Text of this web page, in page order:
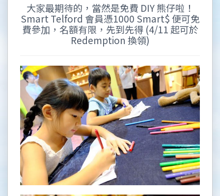
大家最期待的，當然是免費 DIY 熊仔啦！
Smart Telford 會員憑1000 Smart$ 便可免
費參加，名額有限，先到先得 (4/11 起可於
Redemption 換領)